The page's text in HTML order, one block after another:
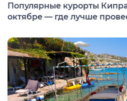
Популярные курорты
октябре — где лучше